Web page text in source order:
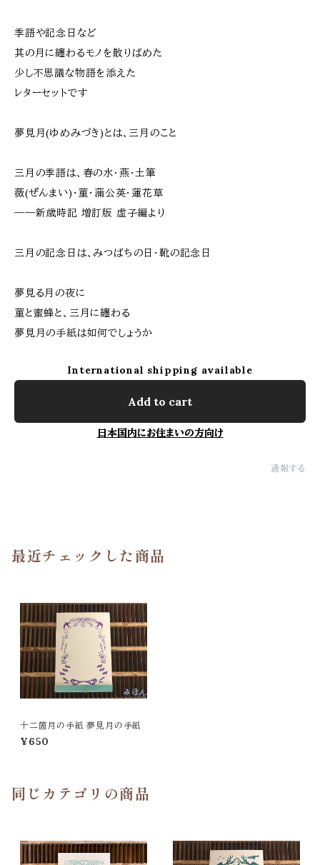
季語や記念日など
其の月に纏わるモノを散りばめた
少し不思議な物語を添えた
レターセットです
夢見月(ゆめみづき)とは、三月のこと
三月の季語は、春の水・燕・土筆
薇(ぜんまい)・菫・蒲公英・蓮花草
――新歳時記 増訂版 虚子編より
三月の記念日は、みつばちの日・靴の記念日
夢見る月の夜に
菫と蜜蜂と、三月に纏わる
夢見月の手紙は如何でしょうか
International shipping available
Add to cart
日本国内にお住まいの方向け
通報する
最近チェックした商品
十二箇月の手紙 夢見月の手紙
¥650
同じカテゴリの商品